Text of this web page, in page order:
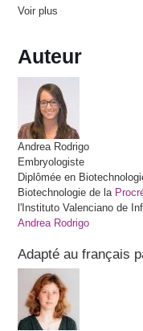
Voir plus
Auteur
Andrea Rodrigo
Embryologiste
Diplômée en
Biotechnologie de la
l'Instituto Valenciano de
Andrea Rodrigo
Adapté au français